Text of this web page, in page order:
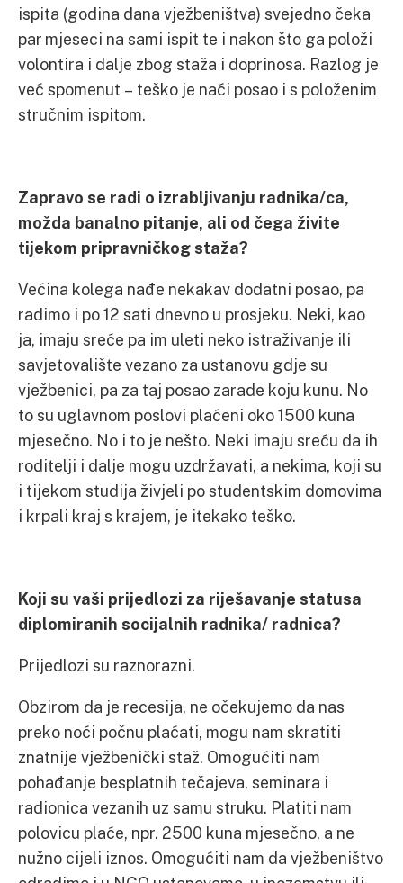
ispita (godina dana vježbeništva) svejedno čeka
par mjeseci na sami ispit te i nakon što ga položi
volontira i dalje zbog staža i doprinosa. Razlog je
već spomenut – teško je naći posao i s položenim
stručnim ispitom.
Zapravo se radi o izrabljivanju radnika/ca,
možda banalno pitanje, ali od čega živite
tijekom pripravničkog staža?
Većina kolega nađe nekakav dodatni posao, pa
radimo i po 12 sati dnevno u prosjeku. Neki, kao
ja, imaju sreće pa im uleti neko istraživanje ili
savjetovalište vezano za ustanovu gdje su
vježbenici, pa za taj posao zarade koju kunu. No
to su uglavnom poslovi plaćeni oko 1500 kuna
mjesečno. No i to je nešto. Neki imaju sreću da ih
roditelji i dalje mogu uzdržavati, a nekima, koji su
i tijekom studija živjeli po studentskim domovima
i krpali kraj s krajem, je itekako teško.
Koji su vaši prijedlozi za riješavanje statusa
diplomiranih socijalnih radnika/ radnica?
Prijedlozi su raznorazni.
Obzirom da je recesija, ne očekujemo da nas
preko noći počnu plaćati, mogu nam skratiti
znatnije vježbenički staž. Omogućiti nam
pohađanje besplatnih tečajeva, seminara i
radionica vezanih uz samu struku. Platiti nam
polovicu plaće, npr. 2500 kuna mjesečno, a ne
nužno cijeli iznos. Omogućiti nam da vježbeništvo